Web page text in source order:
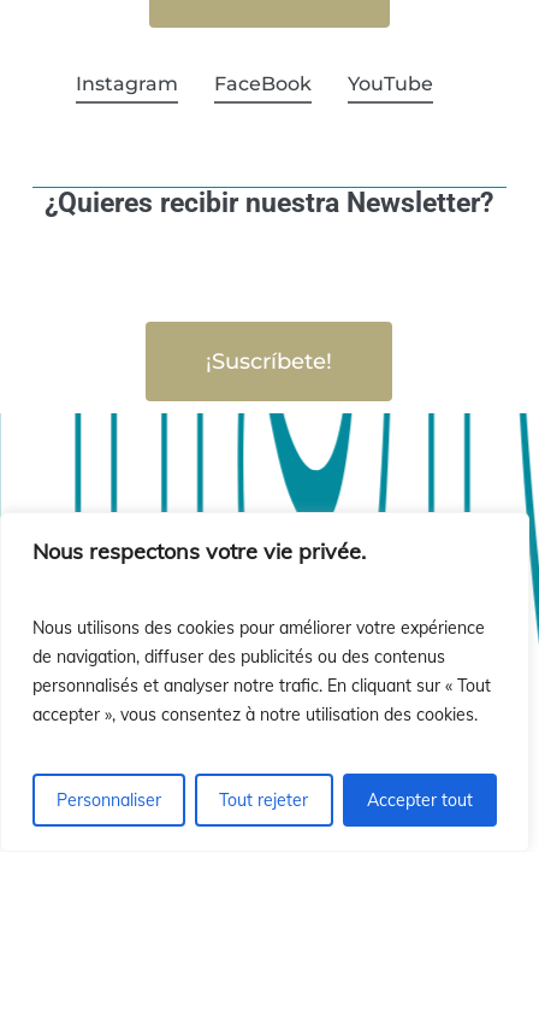
Nous respectons votre vie privée.
Nous utilisons des cookies pour améliorer votre expérience
de navigation, diffuser des publicités ou des contenus
personnalisés et analyser notre trafic. En cliquant sur « Tout
accepter », vous consentez à notre utilisation des cookies.
Personnaliser Tout rejeter Accepter tout
Instagram FaceBook YouTube
¿Quieres recibir nuestra Newsletter?
¡Suscríbete!